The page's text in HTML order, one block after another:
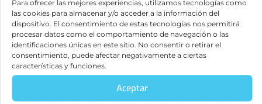
Para ofrecer las mejores experiencias, utilizamos tecnologías como
las cookies para almacenar y/o acceder a la información del
dispositivo. El consentimiento de estas tecnologías nos permitirá
procesar datos como el comportamiento de navegación o las
identificaciones únicas en este sitio. No consentir o retirar el
consentimiento, puede afectar negativamente a ciertas
características y funciones.
Aceptar
Mejora en la
productividad
Agiliza la comunicación interna, la